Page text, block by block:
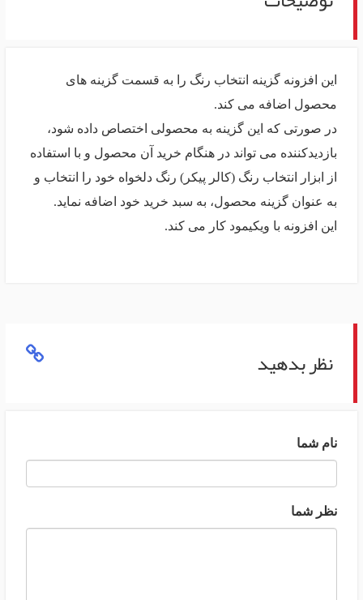
این افزونه گزینه انتخاب رنگ را به قسمت گزینه های
محصول اضافه می کند.
در صورتی که این گزینه به محصولی اختصاص داده شود،
بازدیدکننده می تواند در هنگام خرید آن محصول و با استفاده
از ابزار انتخاب رنگ (کالر پیکر) رنگ دلخواه خود را انتخاب و
به عنوان گزینه محصول، به سبد خرید خود اضافه نماید.
این افزونه با ویکیمود کار می کند.
نظر بدهید
نام شما
نظر شما